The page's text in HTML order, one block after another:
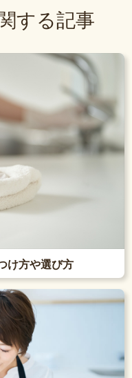
する記事
け方や選び方